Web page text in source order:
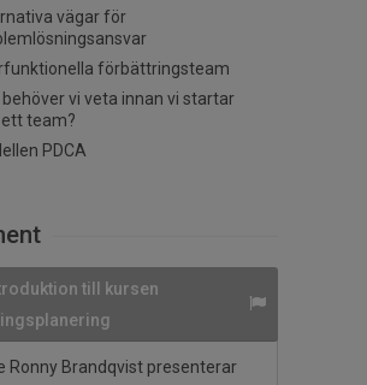
vägar för
förbättringsteam
behöver vi veta innan vi startar
team?
PDCA
till kursen
Ronny Brandqvist presenterar